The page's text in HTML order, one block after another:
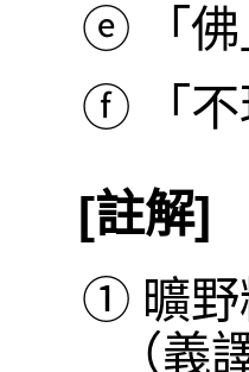
ⓔ
「
ⓕ
「
[註解]
① 曠
（義